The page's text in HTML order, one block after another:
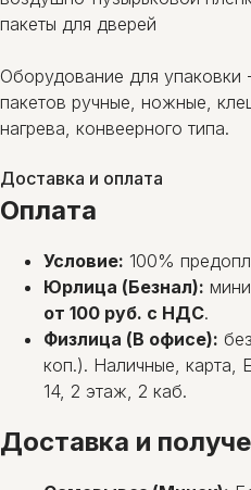
пакеты для дверей
Оборудование для упаковки
пакетов ручные, ножные,
нагрева, конвеерного типа.
Доставка и оплата
Оплата
Условие: 100%
Юрлица (Безнал):
от 100 руб. с НДС.
Физлица (В офисе):
коп.). Наличные,
14, 2 этаж, 2 каб.
Доставка и